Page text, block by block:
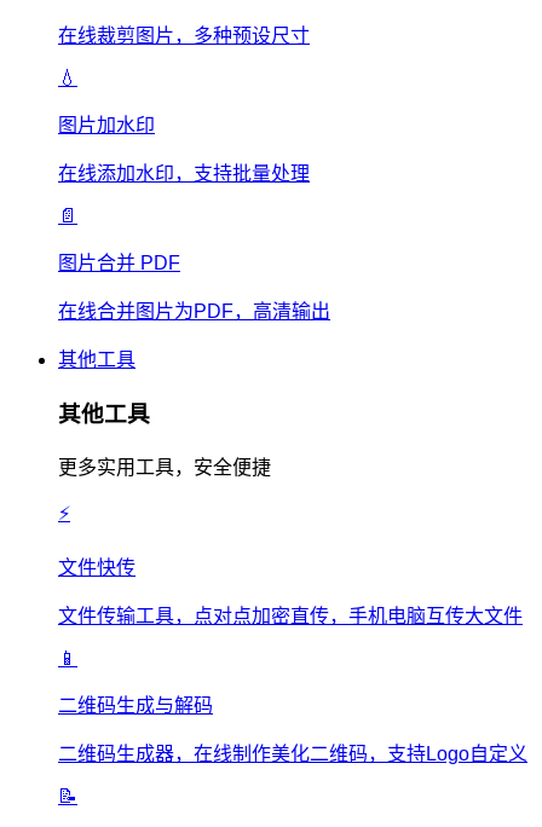
在线裁剪图片，多种预设尺寸
💧
图片加水印
在线添加水印，支持批量处理
📄
图片合并 PDF
在线合并图片为PDF，高清输出
其他工具
其他工具
更多实用工具，安全便捷
⚡
文件快传
文件传输工具，点对点加密直传，手机电脑互传大文件
📱
二维码生成与解码
二维码生成器，在线制作美化二维码，支持Logo自定义
📝